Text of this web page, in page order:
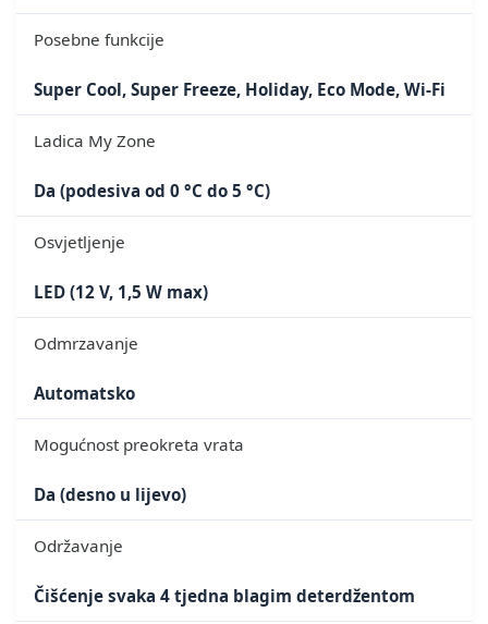
Posebne funkcije
Super Cool, Super Freeze, Holiday, Eco Mode, Wi-Fi
Ladica My Zone
Da (podesiva od 0 °C do 5 °C)
Osvjetljenje
LED (12 V, 1,5 W max)
Odmrzavanje
Automatsko
Mogućnost preokreta vrata
Da (desno u lijevo)
Održavanje
Čišćenje svaka 4 tjedna blagim deterdžentom